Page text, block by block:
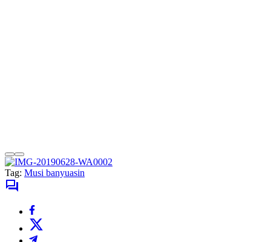
Tag: Musi banyuasin